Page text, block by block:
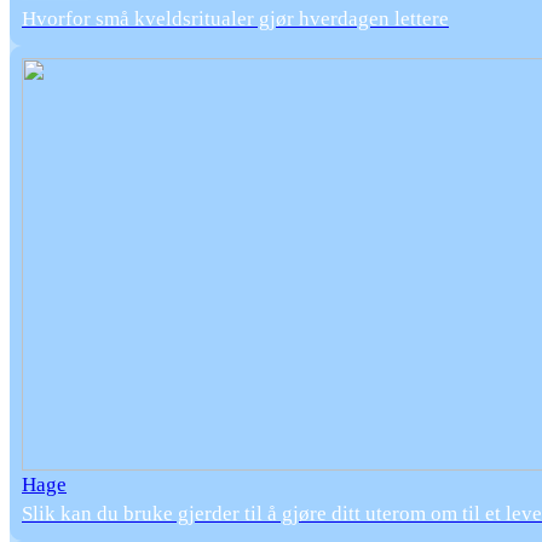
Hvorfor små kveldsritualer gjør hverdagen lettere
Hage
Slik kan du bruke gjerder til å gjøre ditt uterom om til et